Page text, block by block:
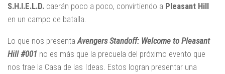
S.H.I.E.L.D. caerán poco a poco, convirtiendo a Pleasant Hill
en un campo de batalla.
Lo que nos presenta Avengers Standoff: Welcome to Pleasant
Hill #001 no es más que la precuela del próximo evento que
nos trae la Casa de las Ideas. Estos logran presentar una